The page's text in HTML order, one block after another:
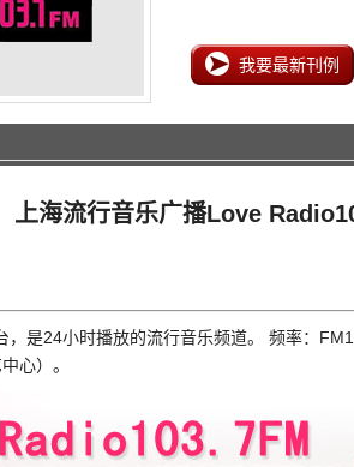
我要最新刊例
上海流行音乐广播Love
，是24小时播放的流行音乐频道。 频率：
心）。